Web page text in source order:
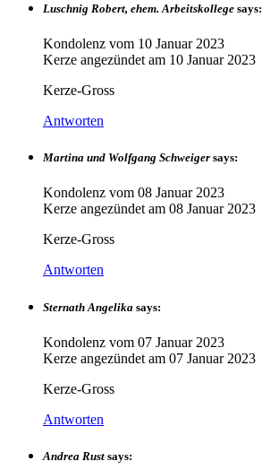
Luschnig Robert, ehem. Arbeitskollege says:
Kondolenz vom 10 Januar 2023
Kerze angezündet am 10 Januar 2023
Kerze-Gross
Antworten
Martina und Wolfgang Schweiger says:
Kondolenz vom 08 Januar 2023
Kerze angezündet am 08 Januar 2023
Kerze-Gross
Antworten
Sternath Angelika says:
Kondolenz vom 07 Januar 2023
Kerze angezündet am 07 Januar 2023
Kerze-Gross
Antworten
Andrea Rust says: